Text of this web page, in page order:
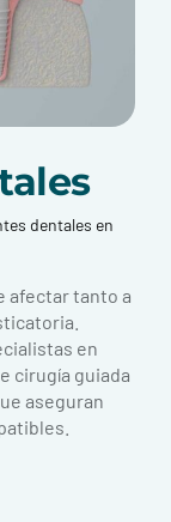
dentales en
afectar tanto a
en
cirugía guiada
aseguran